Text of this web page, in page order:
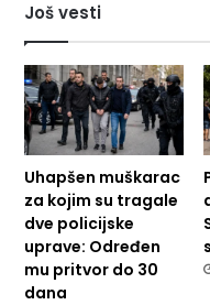
Još vesti
Uhapšen muškarac
za kojim su tragale
dve policijske
uprave: Određen
mu pritvor do 30
dana